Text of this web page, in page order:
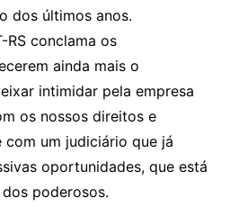
dos últimos anos.
RS conclama os
ainda mais o
intimidar pela empresa
os nossos direitos e
um judiciário que já
oportunidades, que está
poderosos.